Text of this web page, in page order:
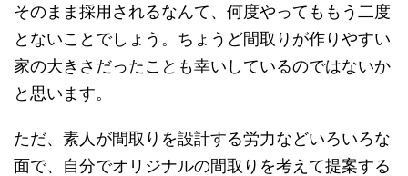
そのまま採用されるなんて、何度やってももう二度
とないことでしょう。ちょうど間取りが作りやすい
家の大きさだったことも幸いしているのではないか
と思います。
ただ、素人が間取りを設計する労力などいろいろな
面で、自分でオリジナルの間取りを考えて提案する